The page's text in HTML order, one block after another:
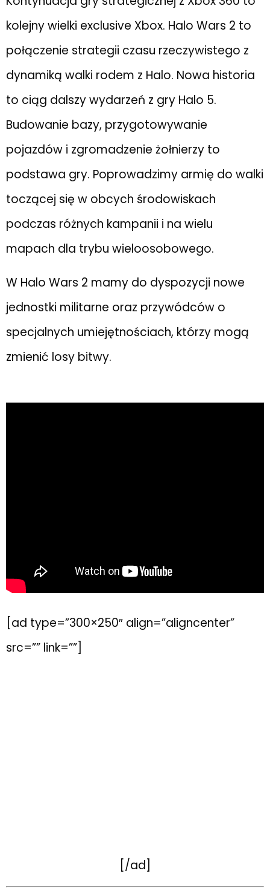
kolejny wielki exclusive Xbox. Halo Wars 2 to
połączenie strategii czasu rzeczywistego z
dynamiką walki rodem z Halo. Nowa historia
to ciąg dalszy wydarzeń z gry Halo 5.
Budowanie bazy, przygotowywanie
pojazdów i zgromadzenie żołnierzy to
podstawa gry. Poprowadzimy armię do walki
toczącej się w obcych środowiskach
podczas różnych kampanii i na wielu
mapach dla trybu wieloosobowego.
W Halo Wars 2 mamy do dyspozycji nowe
jednostki militarne oraz przywódców o
specjalnych umiejętnościach, którzy mogą
zmienić losy bitwy.
[ad type=”300×250″ align=”aligncenter”
src=”” link=””]
[/ad]